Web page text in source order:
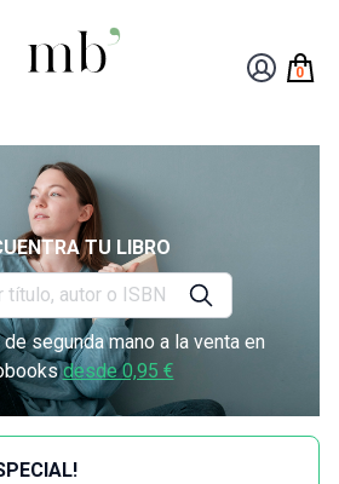
0
TU LIBRO
segunda mano a la venta en
desde 0,95 €